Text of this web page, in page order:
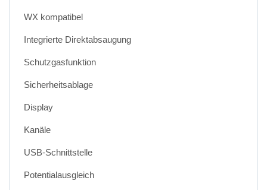
WX kompatibel
Integrierte Direktabsaugung
Schutzgasfunktion
Sicherheitsablage
Display
Kanäle
USB-Schnittstelle
Potentialausgleich